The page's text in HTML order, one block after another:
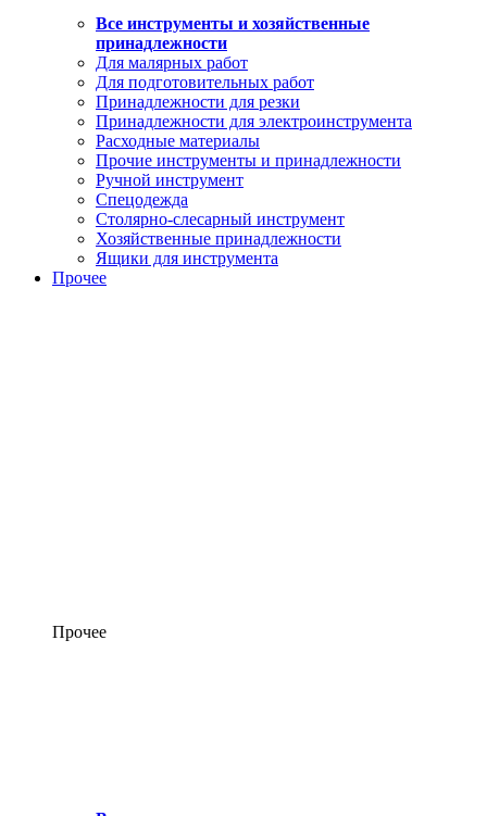
Все инструменты и хозяйственные
принадлежности
Для малярных работ
Для подготовительных работ
Принадлежности для резки
Принадлежности для электроинструмента
Расходные материалы
Прочие инструменты и принадлежности
Ручной инструмент
Спецодежда
Столярно-слесарный инструмент
Хозяйственные принадлежности
Ящики для инструмента
Прочее
Прочее